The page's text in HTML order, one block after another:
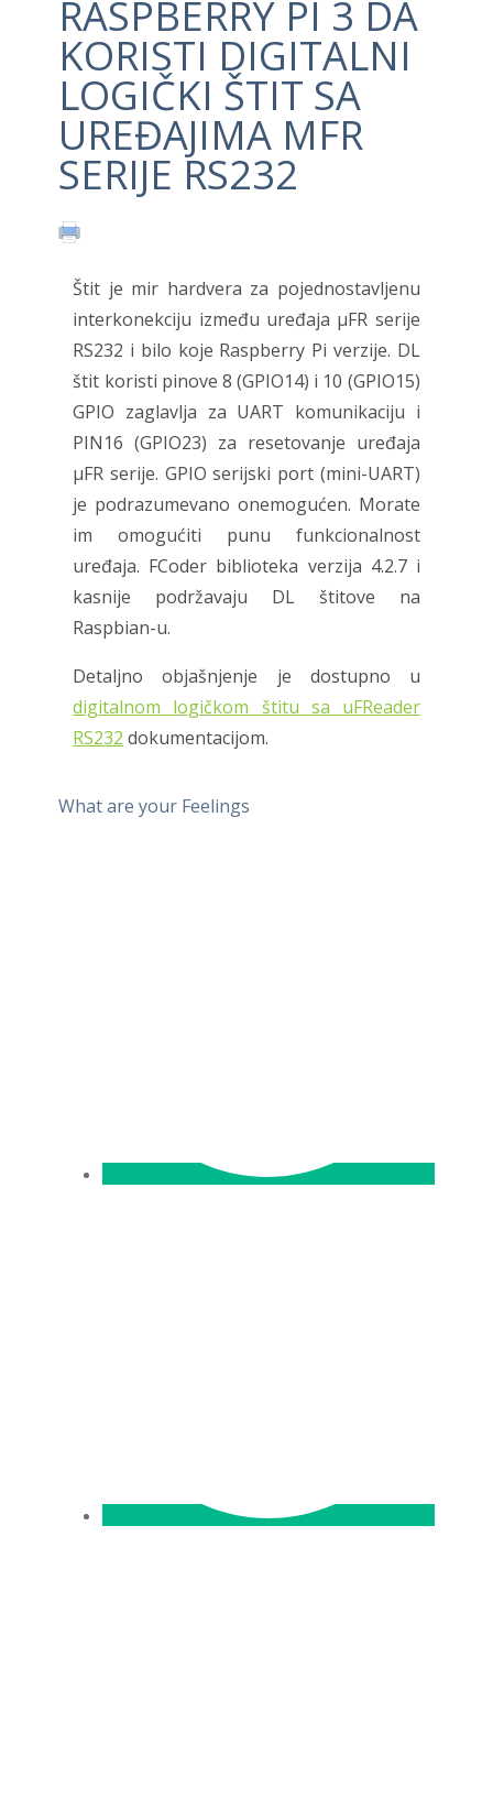
RASPBERRY PI 3 DA
KORISTI DIGITALNI
LOGIČKI ŠTIT SA
UREĐAJIMA ΜFR
SERIJE RS232
Štit je mir hardvera za pojednostavljenu
interkonekciju između uređaja μFR serije
RS232 i bilo koje Raspberry Pi verzije. DL
štit koristi pinove 8 (GPIO14) i 10 (GPIO15)
GPIO zaglavlja za UART komunikaciju i
PIN16 (GPIO23) za resetovanje uređaja
μFR serije. GPIO serijski port (mini-UART)
je podrazumevano onemogućen. Morate
im omogućiti punu funkcionalnost
uređaja. FCoder biblioteka verzija 4.2.7 i
kasnije podržavaju DL štitove na
Raspbian-u.
Detaljno objašnjenje je dostupno u
digitalnom logičkom štitu sa uFReader
RS232 dokumentacijom.
What are your Feelings